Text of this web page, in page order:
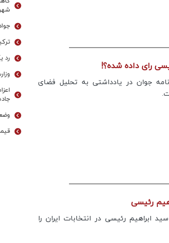
رای داده شده؟!
جوان در یادداشتی به تحلیل فضای
رئیسی
ابراهیم رئیسی در انتخابات ایران را
رد